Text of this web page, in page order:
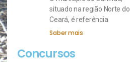
situado na região Norte do
Ceará, é referência
Saber mais
Concursos